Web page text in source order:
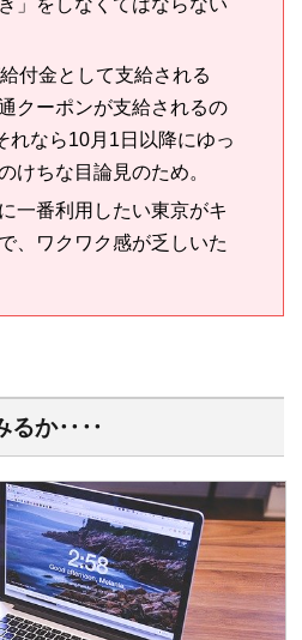
」をしなくてはならない
付金として支給される
クーポンが支給されるの
れなら10月1日以降にゆっ
けちな目論見のため。
一番利用したい東京がキ
、ワクワク感が乏しいた
るか‥‥